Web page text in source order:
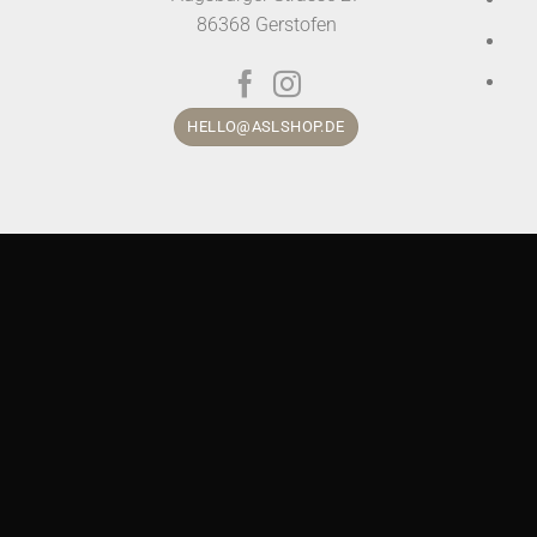
86368 Gerstofen
HELLO@ASLSHOP.DE